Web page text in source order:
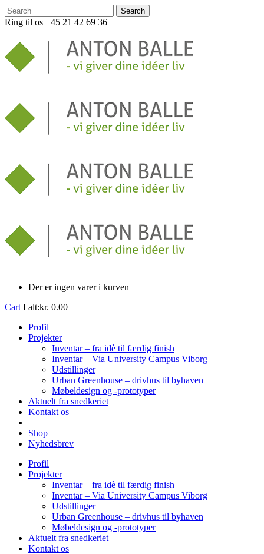
Ring til os +45 21 42 69 36
Der er ingen varer i kurven
Cart I alt:kr. 0.00
Profil
Projekter
Inventar – fra idè til færdig finish
Inventar – Via University Campus Viborg
Udstillinger
Urban Greenhouse – drivhus til byhaven
Møbeldesign og -prototyper
Aktuelt fra snedkeriet
Kontakt os
Shop
Nyhedsbrev
Profil
Projekter
Inventar – fra idè til færdig finish
Inventar – Via University Campus Viborg
Udstillinger
Urban Greenhouse – drivhus til byhaven
Møbeldesign og -prototyper
Aktuelt fra snedkeriet
Kontakt os